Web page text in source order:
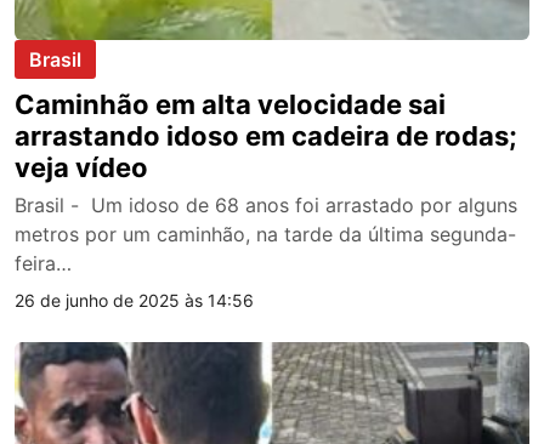
Brasil
Caminhão em alta velocidade sai
arrastando idoso em cadeira de rodas;
veja vídeo
Brasil - Um idoso de 68 anos foi arrastado por alguns
metros por um caminhão, na tarde da última segunda-
feira…
26 de junho de 2025 às 14:56